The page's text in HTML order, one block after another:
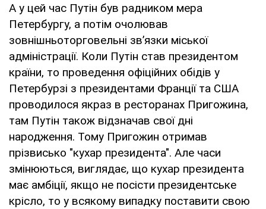
А у цей час Путін був радником мера
Петербургу, а потім очолював
зовнішньоторговельні зв’язки міської
адміністрації. Коли Путін став президентом
країни, то проведення офіційних обідів у
Петербурзі з президентами Франції та США
проводилося якраз в ресторанах Пригожина,
там Путін також відзначав свої дні
народження. Тому Пригожин отримав
прізвисько "кухар президента". Але часи
змінюються, виглядає, що кухар президента
має амбіції, якщо не посісти президентське
крісло, то у всякому випадку поставити свою